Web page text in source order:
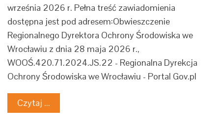
września 2026 r. Pełna treść zawiadomienia
dostępna jest pod adresem:Obwieszczenie
Regionalnego Dyrektora Ochrony Środowiska we
Wrocławiu z dnia 28 maja 2026 r.,
WOOŚ.420.71.2024.JS.22 - Regionalna Dyrekcja
Ochrony Środowiska we Wrocławiu - Portal Gov.pl
Czytaj ...